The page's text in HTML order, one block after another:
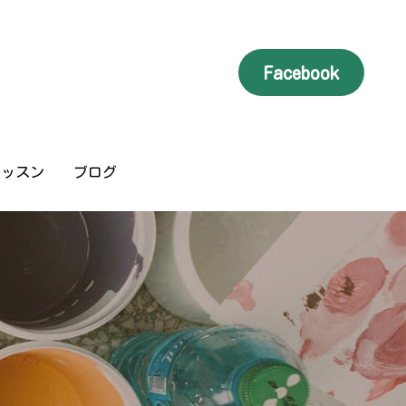
スン ブログ
Facebook
スン ブログ
Facebook